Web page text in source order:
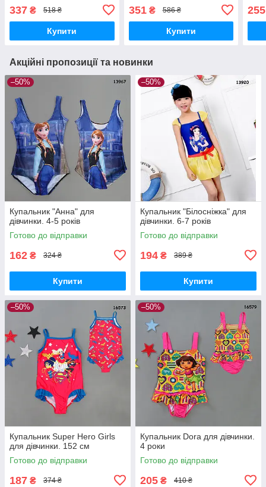
337 ₴ 518 ₴
Купити
351₴ 586 ₴
Купити
255
Акційні пропозиції та новинки
–50%
Купальник "Анна" для
дівчинки. 4-5 років
Готово до відправки
162 ₴ 324 ₴
Купити
–50%
Купальник "Білосніжка" для
дівчинки. 6-7 років
Готово до відправки
194 ₴ 389 ₴
Купити
–50%
Купальник Super Hero Girls
для дівчинки. 152 см
Готово до відправки
187 ₴ 374 ₴
–50%
Купальник Dora для дівчинки.
4 роки
Готово до відправки
205 ₴ 410 ₴